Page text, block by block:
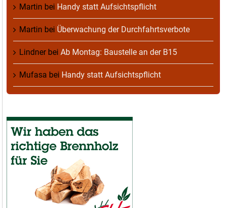
Martin bei Handy statt Aufsichtspflicht
Martin bei Überwachung der Durchfahrtsverbote
Lindnerbei Ab Montag: Baustelle an der B15
Mufasa bei Handy statt Aufsichtspflicht